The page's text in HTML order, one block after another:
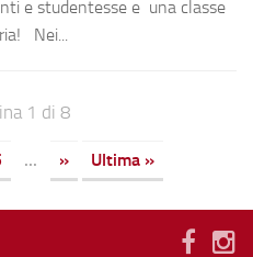
e studentesse e una classe
Nei...
1 di 8
... » Ultima »